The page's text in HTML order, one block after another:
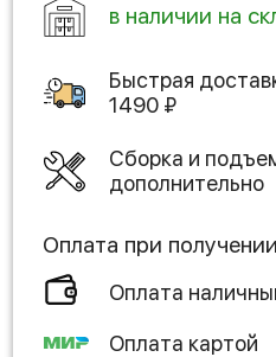
в наличии на
Быстрая
1490 ₽
Сборка и
дополнительно
Оплата при получении
Оплата
Оплата картой